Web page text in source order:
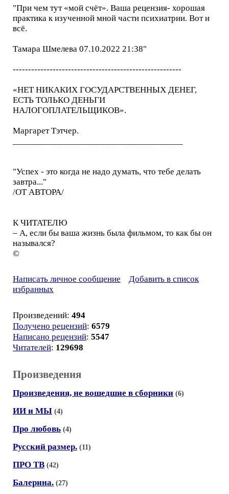
"При чем тут «мой счёт». Ваша рецензия- хорошая
практика к изученной мной части психиатрии. Вот и
всё.
Тамара Шмелева 07.10.2022 21:38"
-------------------------------------------------------
«НЕТ НИКАКИХ ГОСУДАРСТВЕННЫХ ДЕНЕГ,
ЕСТЬ ТОЛЬКО ДЕНЬГИ
НАЛОГОПЛАТЕЛЬЩИКОВ».
Маргарет Тэтчер.
"Успех - это когда не надо думать, что тебе делать
завтра..."
/ОТ АВТОРА/
К ЧИТАТЕЛЮ
– А, если бы ваша жизнь была фильмом, то как бы он
назывался?
©
Написать личное сообщение
Добавить в список
избранных
Произведений: 494
Получено рецензий: 6579
Написано рецензий: 5547
Читателей: 129698
Произведения
Произведения, не вошедшие в сборники (6)
ИИ и МЫ (4)
Про любовь (4)
Русский размер. (11)
ПРО ТВ (42)
Балерина. (27)